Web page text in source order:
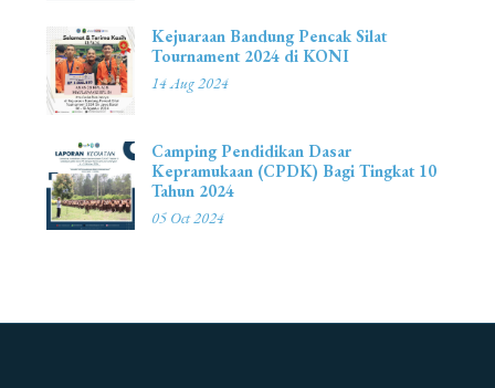
Kejuaraan Bandung Pencak Silat
Tournament 2024 di KONI
14 Aug 2024
Camping Pendidikan Dasar
Kepramukaan (CPDK) Bagi Tingkat 10
Tahun 2024
05 Oct 2024